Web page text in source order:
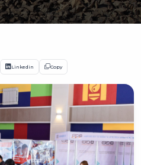
Linkedin Copy